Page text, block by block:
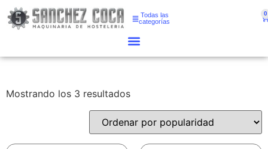
Todas las
categorías
0
Mostrando los 3 resultados